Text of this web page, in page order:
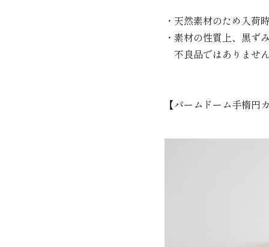
・天然素材のため入荷
・素材の性質上、黒ず
不良品ではありませ
【パームドーム手楕円